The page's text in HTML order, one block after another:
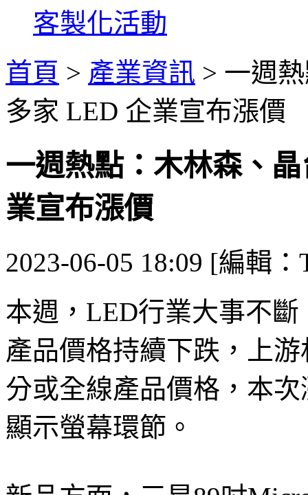
客製化活動
首頁 > 產業資訊 > 一週
多家 LED 企業宣布漲價
一週熱點：木林森、
業宣布漲價
2023-06-05 18:09 [編輯
本週，LED行業大事不
產品價格持續下跌，上
分或全線產品價格，本
顯示螢幕環節。